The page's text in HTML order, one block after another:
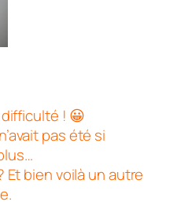
! 😀
pas été si
bien voilà un autre